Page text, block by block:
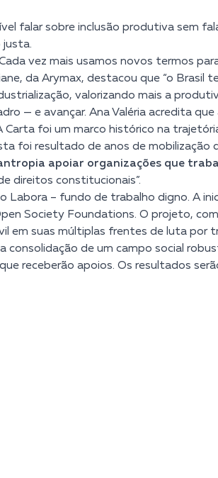
falar sobre inclusão produtiva sem
justa.
vez mais usamos novos termos
da Arymax, destacou que “o Brasil
valorizando mais a
— e avançar. Ana Valéria acredita
foi um marco histórico na
foi resultado de anos de mobilização
apoiar organizações que
direitos constitucionais”.
Labora – fundo de trabalho digno. A
Society Foundations. O projeto,
em suas múltiplas frentes de luta por
consolidação de um campo social
receberão apoios. Os resultados